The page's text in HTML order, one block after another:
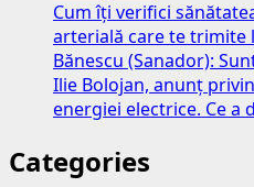
Cum îți verifici
arterială care te trimite
Bănescu (Sanador):
Ilie Bolojan, anunț
energiei electrice. Ce a
Categories